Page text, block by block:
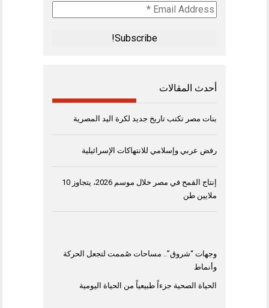
Email
Address
أحدث المقالات
بنات مصر تكتب تاريخ جديد لكرة اليد المصرية
رفض عربي وإسلامي للانتهاكات الإسرائيلية
إنتاج القمح في مصر خلال موسم 2026، يتجاوز 10
ملايين طن
وجهات “شروق”.. مساحات صُممت لتجعل الحركة
وأنماط
الحياة الصحية جزءاً طبيعياً من الحياة اليومية